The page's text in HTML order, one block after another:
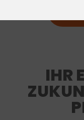
IHR